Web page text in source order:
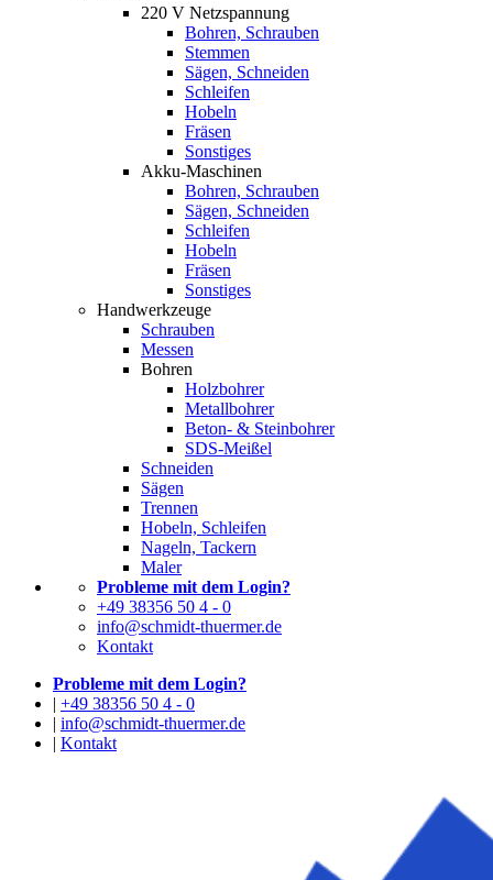
220 V Netzspannung
Bohren, Schrauben
Stemmen
Sägen, Schneiden
Schleifen
Hobeln
Fräsen
Sonstiges
Akku-Maschinen
Bohren, Schrauben
Sägen, Schneiden
Schleifen
Hobeln
Fräsen
Sonstiges
Handwerkzeuge
Schrauben
Messen
Bohren
Holzbohrer
Metallbohrer
Beton- & Steinbohrer
SDS-Meißel
Schneiden
Sägen
Trennen
Hobeln, Schleifen
Nageln, Tackern
Maler
Probleme mit dem Login?
+49 38356 50 4 - 0
info@schmidt-thuermer.de
Kontakt
Probleme mit dem Login?
| +49 38356 50 4 - 0
| info@schmidt-thuermer.de
| Kontakt